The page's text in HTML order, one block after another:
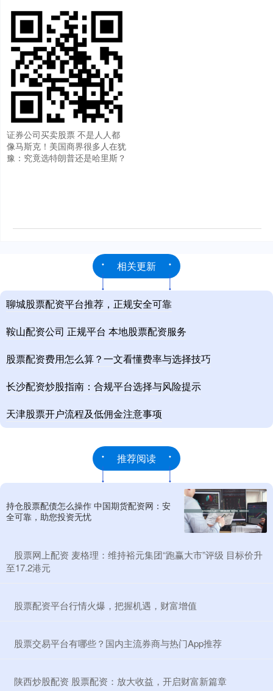
证券公司买卖股票 不是人人都
像马斯克！美国商界很多人在犹
豫：究竟选特朗普还是哈里斯？
相关更新
聊城股票配资平台推荐，正规安全可靠
鞍山配资公司 正规平台 本地股票配资服务
股票配资费用怎么算？一文看懂费率与选择技巧
长沙配资炒股指南：合规平台选择与风险提示
天津股票开户流程及低佣金注意事项
推荐阅读
持仓股票配债怎么操作 中国期货配资网：安
全可靠，助您投资无忧
​股票网上配资 麦格理：维持裕元集团“跑赢大市”评级 目标价升
至17.2港元
​股票配资平台行情火爆，把握机遇，财富增值
​股票交易平台有哪些？国内主流券商与热门App推荐
​陕西炒股配资 股票配资：放大收益，开启财富新篇章